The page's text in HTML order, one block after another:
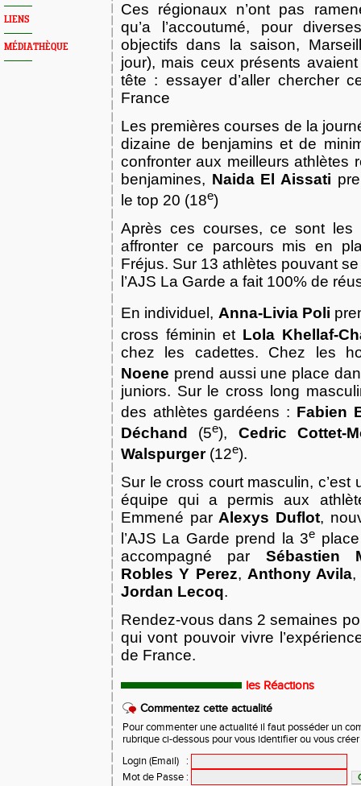
LIENS
MÉDIATHÈQUE
Ces régionaux n’ont pas
qu’a l’accoutumé, pour
objectifs dans la saison,
jour), mais ceux présents
tête : essayer d’aller chercher
France
Les premières courses de la
dizaine de benjamins et de
confronter aux meilleurs athlètes
benjamines, Naida El Aissati
le top 20 (18e)
Après ces courses, ce sont les
affronter ce parcours mis en
Fréjus. Sur 13 athlètes pouvant
l’AJS La Garde a fait 100% de
En individuel, Anna-Livia Poli
cross féminin et Lola Khellaf-
chez les cadettes. Chez les
Noene prend aussi une place
juniors. Sur le cross long
des athlètes gardéens : Fabien
Déchand (5e), Cedric Cottet-
Walspurger(12e).
Sur le cross court masculin, c’est
équipe qui a permis aux
Emmené parAlexys Duflot,
l’AJS La Garde prend la 3e
accompagné par Sébastien
Robles Y Perez, Anthony Avila
Jordan Lecoq.
Rendez-vous dans 2 semaines
qui vont pouvoir vivre
de France.
les Réactions
Commentez cette actualité
Pour commenter une actualité il faut posséder un
rubrique ci-dessous pour vous identifier ou vous
Login (Email)
:
Mot de Passe :